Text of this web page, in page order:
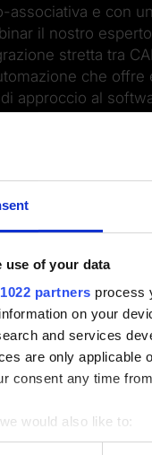
use of your data
partners process
on your
and services
are only applicable
consent any time
would also like to:
information about
associativa e con
il nostro
stretta tra
che offre
approccio al
ma
offre il panorama